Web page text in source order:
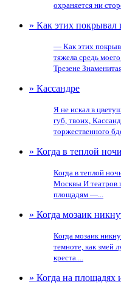
охраняется ни
» Как этих покрывал
— Как этих
тяжела средь
Трезене
» Кассандре
Я не искал в
губ, твоих,
торжественного
» Когда в теплой
Когда в теплой
Москвы И театров
площадям —...
» Когда мозаик
Когда мозаик
темноте, как змей
креста....
» Когда на площадях